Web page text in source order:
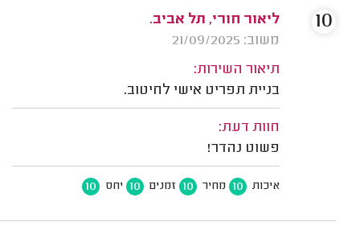
ליאור חורי, תל אביב.
משוב: 21/09/2025
תיאור השירות:
בניית תפריט אישי לחיטוב.
חוות דעת:
פשוט נהדר!
איכות 10 מחיר 10 זמנים 10 יחס 10
10